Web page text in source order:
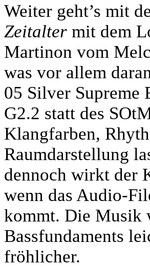
Weiter geht’s mit
Zeitalter mit dem
Martinon vom
was vor allem
05 Silver Supreme
G2.2 statt des
Klangfarben,
Raumdarstellung
dennoch wirkt der
wenn das Audio-
kommt. Die Musik
Bassfundaments
fröhlicher.